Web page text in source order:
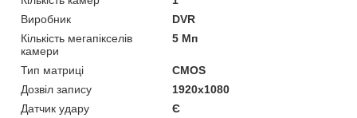
Виробник
DVR
Кількість мегапікселів
камери
5 Мп
Тип матриці
CMOS
Дозвіл запису
1920х1080
Датчик удару
Є